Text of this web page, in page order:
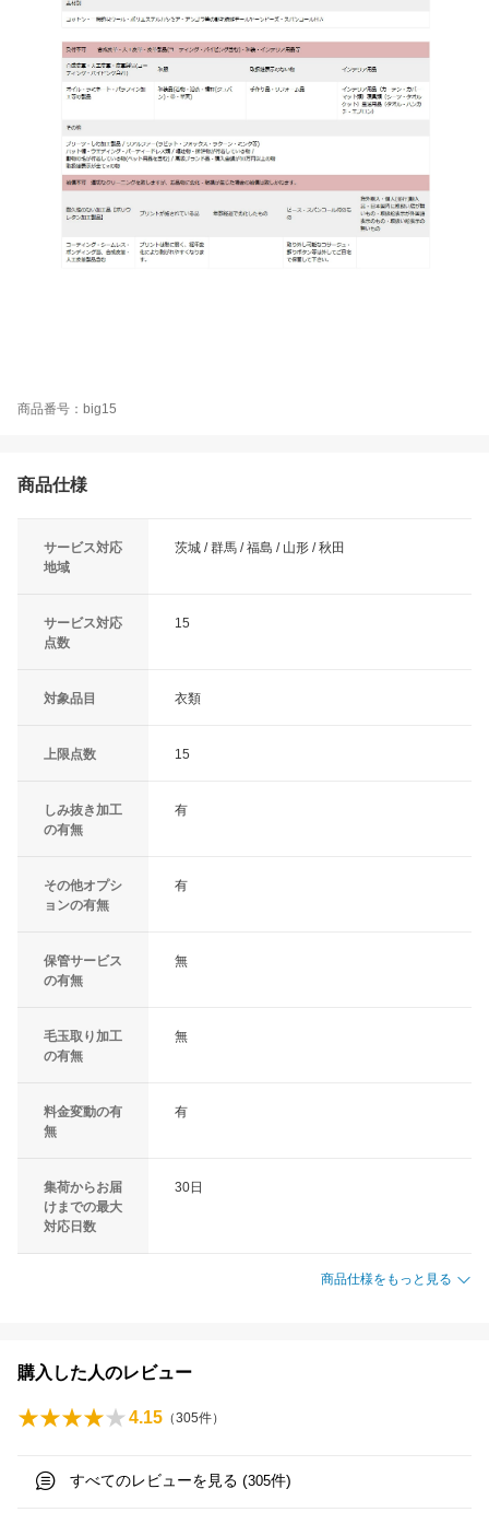
商品番号：big15
商品仕様
サービス対応
地域
茨城 / 群馬 / 福島 / 山形 / 秋田
サービス対応
点数
15
対象品目 衣類
上限点数 15
しみ抜き加工
の有無
有
その他オプシ
ョンの有無
有
保管サービス
の有無
無
毛玉取り加工
の有無
無
料金変動の有
無
有
集荷からお届
けまでの最大
対応日数
30日
商品仕様をもっと見る
購入した人のレビュー
4.15 （305件）
すべてのレビューを見る (305件)